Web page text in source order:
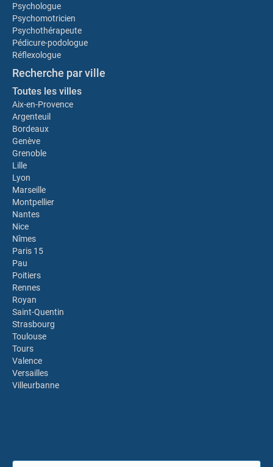
Psychologue
Psychomotricien
Psychothérapeute
Pédicure-podologue
Réflexologue
Recherche par ville
Toutes les villes
Aix-en-Provence
Argenteuil
Bordeaux
Genève
Grenoble
Lille
Lyon
Marseille
Montpellier
Nantes
Nice
Nîmes
Paris 15
Pau
Poitiers
Rennes
Royan
Saint-Quentin
Strasbourg
Toulouse
Tours
Valence
Versailles
Villeurbanne